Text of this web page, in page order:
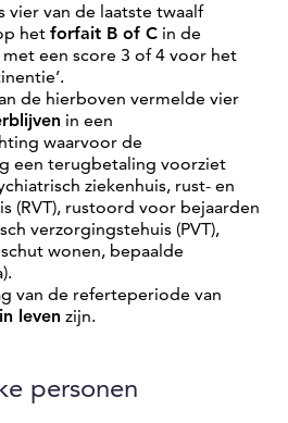
vier van de laatste twaalf
het forfait B of C in de
een score 3 of 4 voor het
de hierboven vermelde vier
in een
waarvoor de
een terugbetaling voorziet
ziekenhuis, rust- en
(RVT), rustoord voor bejaarden
verzorgingstehuis (PVT),
wonen, bepaalde
van de referteperiode van
in leven zijn.
personen